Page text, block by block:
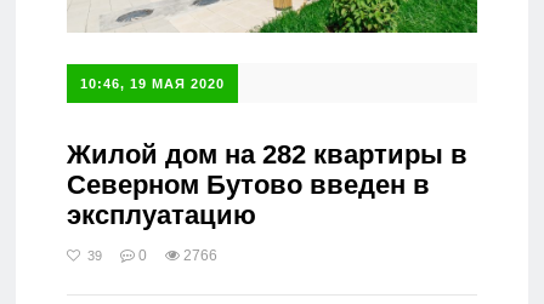
10:46, 19 МАЯ 2020
Жилой дом на 282 квартиры в
Северном Бутово введен в
эксплуатацию
39 0 2766